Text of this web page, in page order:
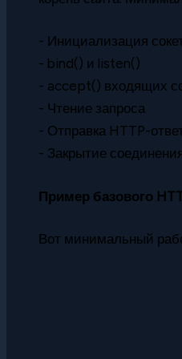
- Инициализация
- bind() и listen()
- accept() входящих
- Чтение запроса
- Отправка HTTP-
- Закрытие
Пример базового
Вот минимальный